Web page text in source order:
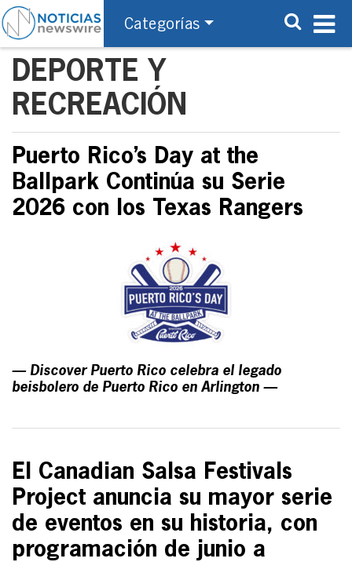
Categorías
DEPORTE Y
RECREACIÓN
Puerto Rico’s Day at the
Ballpark Continúa su Serie
2026 con los Texas Rangers
— Discover Puerto Rico celebra el legado
beisbolero de Puerto Rico en Arlington —
El Canadian Salsa Festivals
Project anuncia su mayor serie
de eventos en su historia, con
programación de junio a